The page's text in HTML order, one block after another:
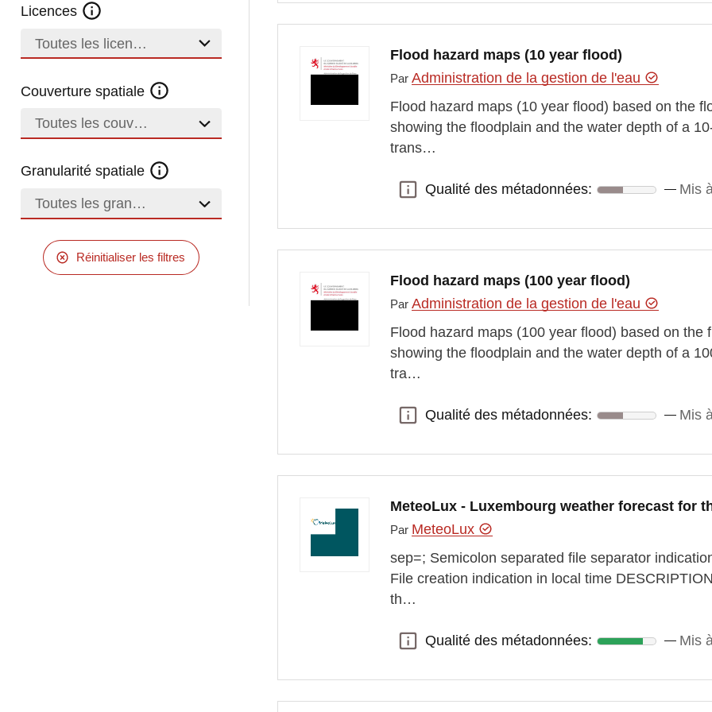
Licences
Toutes les licences
Couverture spatiale
Toutes les couvertures
Granularité spatiale
Toutes les granularités
Réinitialiser les filtres
Flood hazard maps (10 year flood)
ParAdministration de la gestion de l'eau
Flood hazard maps (10 year flood) based on the
showing the floodplain and the water depth of a
trans…
Qualité des métadonnées:
Qualité des métadonnées: Mis
Flood hazard maps (100 year flood)
ParAdministration de la gestion de l'eau
Flood hazard maps (100 year flood) based on the
showing the floodplain and the water depth of a
tra…
Qualité des métadonnées:
Qualité des métadonnées: Mis
MeteoLux - Luxembourg weather forecast for
Par MeteoLux
sep=; Semicolon separated file separator
File creation indication in local time
th…
Qualité des métadonnées:
Qualité des métadonnées: Mis